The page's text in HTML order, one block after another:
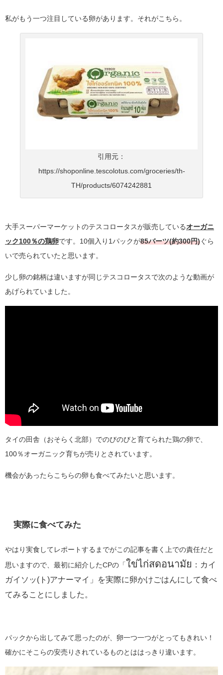
私がもう一つ注目している卵があります。それがこちら。
引用元：
https://shoponline.tescolotus.com/groceries/th-
TH/products/6074242881
大手スーパーマーケットのテスコロータスが販売している オーガニ
ック100％の鶏卵です。10個入り1パックが85バーツ(約300円) ぐら
いで売られていたと思います。
少し卵の銘柄は違いますが同じテスコロータスで次のような動画が
あげられていました。
タイの田舎（おそらく北部）でのびのびと育てられた鶏の卵で、
100％オーガニック育ちが売りとされています。
機会があったらこちらの卵も食べてみたいと思います。
実際に食べてみた
やはり実食してレポートするまでがこの記事を書く上での責任だと
思いますので、最初に紹介したCPの「 ใข่ไก่สดอนามัย ：カイ
ガイソッ(ト)アナーマイ」を実際に卵かけごはんにして食べ
てみることにしました。
パックから出してみて思ったのが、卵一つ一つがとってもきれい！
確かにそこらの安売りされているものとははっきり違います。